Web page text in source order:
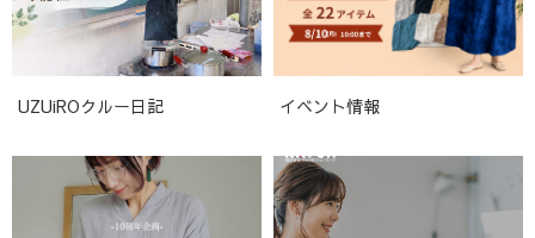
UZUiROクルー日記 イベント情報